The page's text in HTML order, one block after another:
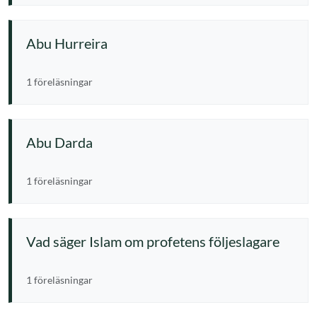
Abu Hurreira
1 föreläsningar
Abu Darda
1 föreläsningar
Vad säger Islam om profetens följeslagare
1 föreläsningar